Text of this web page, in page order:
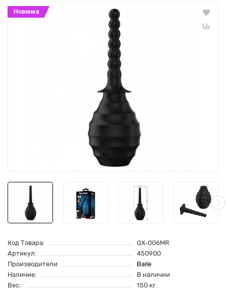
Новинка
Код Товара:
QX-006MR
Артикул:
450900
Производители
Baile
Наличие:
В наличии
Вес:
150 кг